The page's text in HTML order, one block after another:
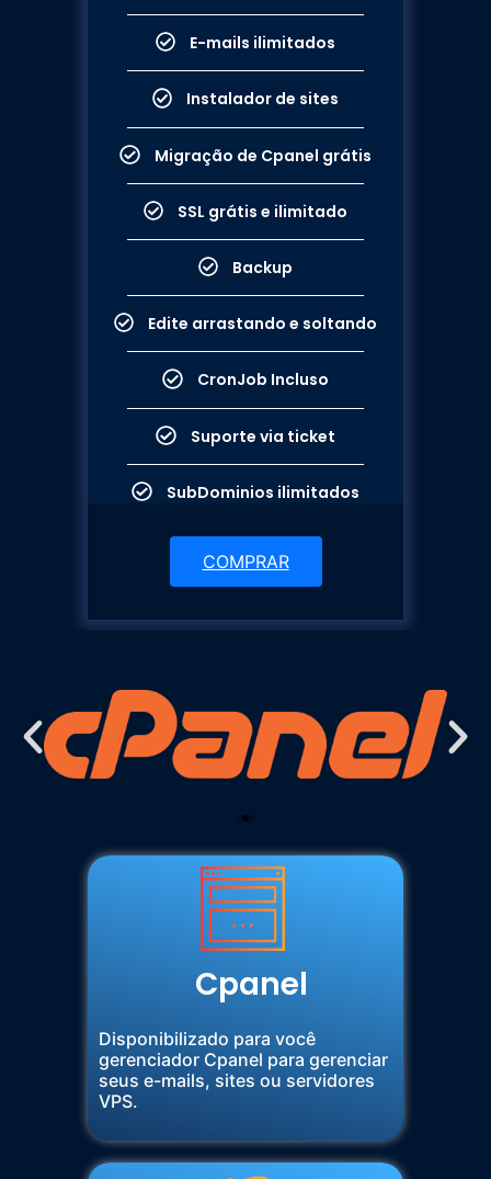
E-mails ilimitados
Instalador de sites
Migração de Cpanel grátis
SSL grátis e ilimitado
Backup
Edite arrastando e soltando
CronJob Incluso​​
Suporte via ticket
SubDominios ilimitados​
COMPRAR
Cpanel
Disponibilizado para você
gerenciador Cpanel para gerenciar
seus e-mails, sites ou servidores
VPS.